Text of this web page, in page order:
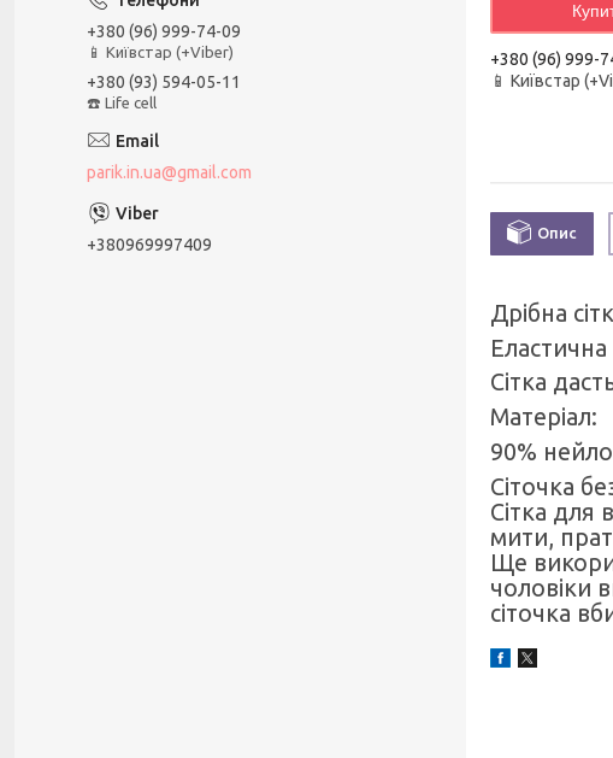
+380 (96) 999-
📱 Київстар
Опис
Дрібна
Еластична
Сітка
Матеріал:
90%
Сіточка
Сітка для
мити,
Ще
чоловіки
сіточка
+380 (96) 999-74-09
📱 Київстар (+Viber)
+380 (93) 594-05-11
☎️ Life cell
parik.in.ua@gmail.com
+380969997409